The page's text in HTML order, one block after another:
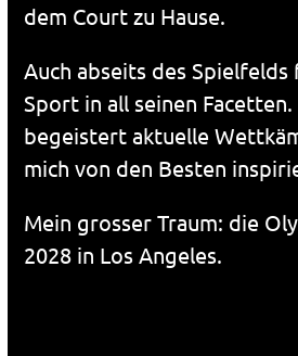
dem Court zu Hause.
Auch abseits des Spielfelds
Sport in all seinen
begeistert aktuelle
mich von den Besten
Mein grosser Traum: die
2028 in Los Angeles.